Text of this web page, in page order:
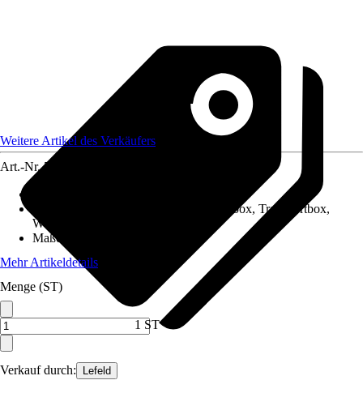
Verkauf durch: Lefeld
Weitere Artikel des Verkäufers
Art.-Nr. 5839467
Aufbewahrungsbox, Insetbox, Transportbox,
Werkzeugkoffer
Maße (BxHxT)
Mehr Artikeldetails
Menge (ST)
1 ST